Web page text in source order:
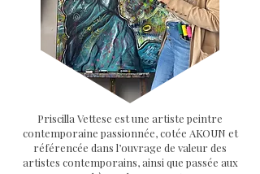
Priscilla Vettese est une artiste peintre
contemporaine passionnée, cotée AKOUN et
référencée dans l’ouvrage de valeur des
artistes contemporains, ainsi que passée aux